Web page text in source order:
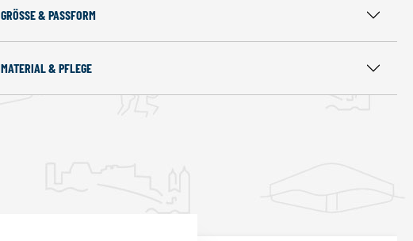
GRÖSSE & PASSFORM
MATERIAL & PFLEGE